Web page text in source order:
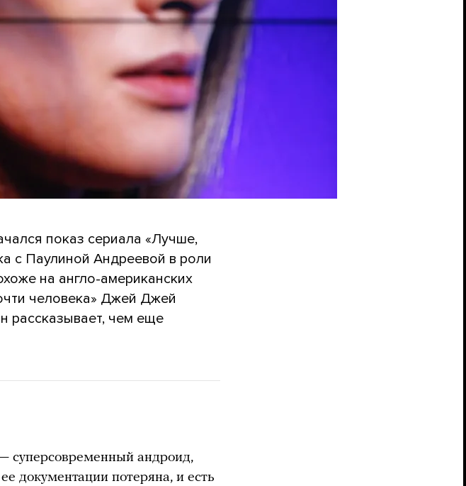
показ сериала «Лучше,
с Паулиной Андреевой в роли
на англо-американских
человека» Джей Джей
рассказывает, чем еще
суперсовременный андроид,
документации потеряна, и есть